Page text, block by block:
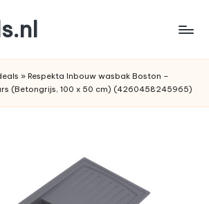
» Respekta Inbouw wasbak Boston –
(Betongrijs, 100 x 50 cm) (4260458245965)